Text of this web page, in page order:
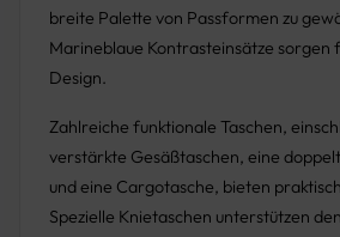
breite Palette von Passformen zu
Marineblaue Kontrasteinsätze sorgen
Design.
Zahlreiche funktionale Taschen,
verstärkte Gesäßtaschen, eine
und eine Cargotasche, bieten
Spezielle Knietaschen unterstützen